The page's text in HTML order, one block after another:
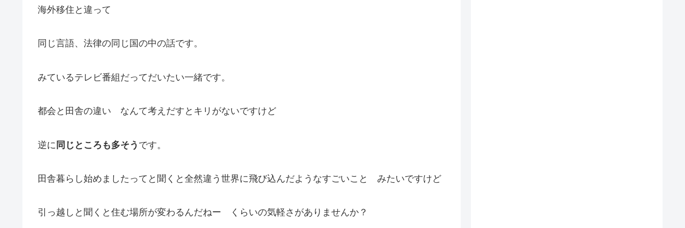
海外移住と違って
同じ言語、法律の同じ国の中の話です。
みているテレビ番組だってだいたい一緒です。
都会と田舎の違い なんて考えだすとキリがないですけど
逆に 同じところも多そう です。
田舎暮らし始めましたってと聞くと全然違う世界に飛び込んだようなすごいこと みたいですけど
引っ越しと聞くと住む場所が変わるんだねー くらいの気軽さがありませんか？